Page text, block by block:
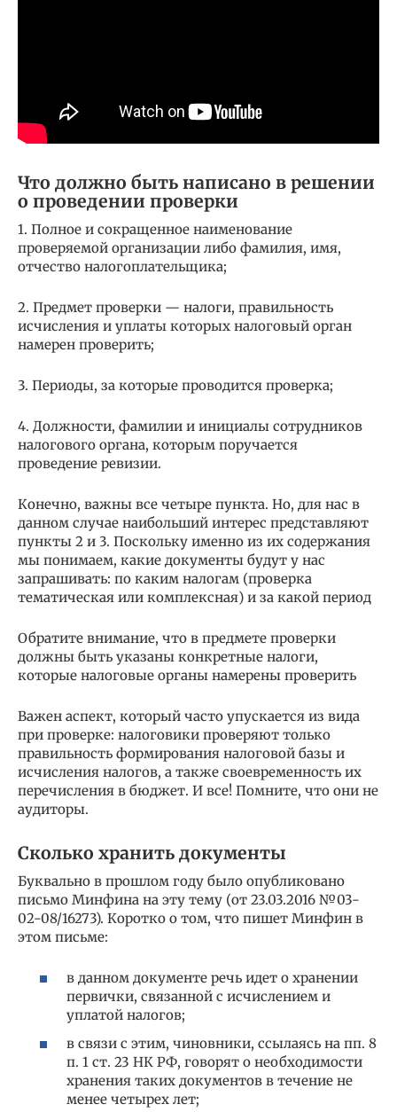
Что должно быть написано в решении
о проведении проверки
1. Полное и сокращенное наименование
проверяемой организации либо фамилия, имя,
отчество налогоплательщика;
2. Предмет проверки — налоги, правильность
исчисления и уплаты которых налоговый орган
намерен проверить;
3. Периоды, за которые проводится проверка;
4. Должности, фамилии и инициалы сотрудников
налогового органа, которым поручается
проведение ревизии.
Конечно, важны все четыре пункта. Но, для нас в
данном случае наибольший интерес представляют
пункты 2 и 3. Поскольку именно из их содержания
мы понимаем, какие документы будут у нас
запрашивать: по каким налогам (проверка
тематическая или комплексная) и за какой период
Обратите внимание, что в предмете проверки
должны быть указаны конкретные налоги,
которые налоговые органы намерены проверить
Важен аспект, который часто упускается из вида
при проверке: налоговики проверяют только
правильность формирования налоговой базы и
исчисления налогов, а также своевременность их
перечисления в бюджет. И все! Помните, что они не
аудиторы.
Сколько хранить документы
Буквально в прошлом году было опубликовано
письмо Минфина на эту тему (от 23.03.2016 №03-
02-08/16273). Коротко о том, что пишет Минфин в
этом письме:
в данном документе речь идет о хранении
первички, связанной с исчислением и
уплатой налогов;
в связи с этим, чиновники, ссылаясь на пп. 8
п. 1 ст. 23 НК РФ, говорят о необходимости
хранения таких документов в течение не
менее четырех лет;